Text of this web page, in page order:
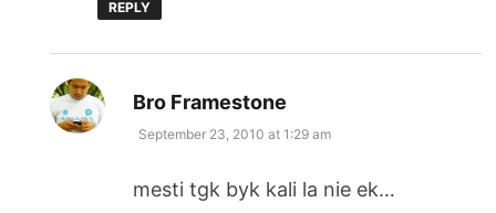
REPLY
Bro Framestone
September 23, 2010 at 1:29 am
mesti tgk byk kali la nie ek…